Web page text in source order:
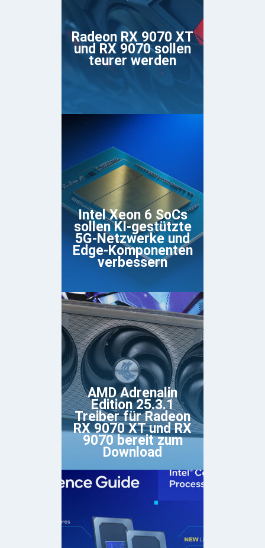
Radeon RX 9070 XT
und RX 9070 sollen
teurer werden
Intel Xeon 6 SoCs
sollen KI-gestützte
5G-Netzwerke und
Edge-Komponenten
verbessern
AMD Adrenalin
Edition 25.3.1
Treiber für Radeon
RX 9070 XT und RX
9070 bereit zum
Download